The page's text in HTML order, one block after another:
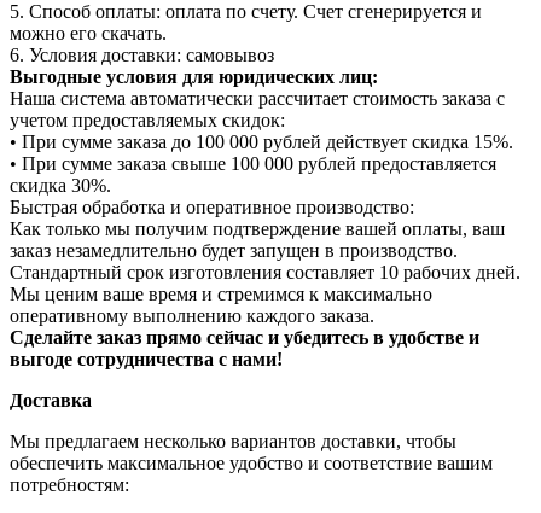
5. Способ оплаты: оплата по счету. Счет сгенерируется и
можно его скачать.
6. Условия доставки: самовывоз
Выгодные условия для юридических лиц:
Наша система автоматически рассчитает стоимость заказа с
учетом предоставляемых скидок:
• При сумме заказа до 100 000 рублей действует скидка 15%.
• При сумме заказа свыше 100 000 рублей предоставляется
скидка 30%.
Быстрая обработка и оперативное производство:
Как только мы получим подтверждение вашей оплаты, ваш
заказ незамедлительно будет запущен в производство.
Стандартный срок изготовления составляет 10 рабочих дней.
Мы ценим ваше время и стремимся к максимально
оперативному выполнению каждого заказа.
Сделайте заказ прямо сейчас и убедитесь в удобстве и
выгоде сотрудничества с нами!
Доставка
Мы предлагаем несколько вариантов доставки, чтобы
обеспечить максимальное удобство и соответствие вашим
потребностям: